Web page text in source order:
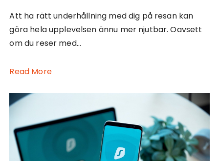
Att ha rätt underhållning med dig på resan kan
göra hela upplevelsen ännu mer njutbar. Oavsett
om du reser med…
Read More